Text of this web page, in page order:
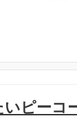
いピーコ